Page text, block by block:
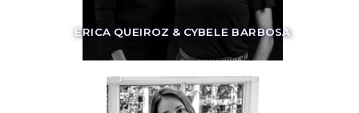
ERICA QUEIROZ & CYBELE BARBOSA